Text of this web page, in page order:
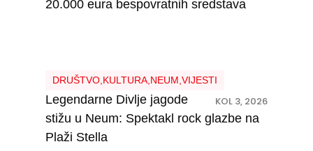
20.000 eura bespovratnih sredstava
DRUŠTVO, KULTURA, NEUM VIJESTI
KOL 3, 2026
Legendarne Divlje jagode
stižu u Neum: Spektakl rock glazbe na
Plaži Stella